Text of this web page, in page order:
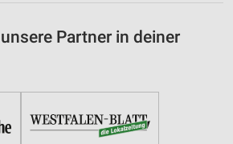
Partner in deiner